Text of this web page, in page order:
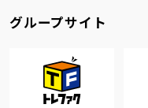
グループサイト